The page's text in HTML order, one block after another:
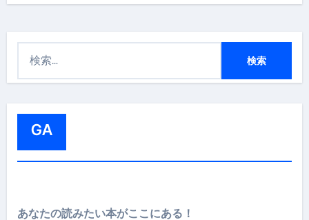
GA
あなたの読みたい本がここにある！